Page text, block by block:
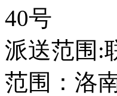
40号
派送范围:
范围：洛